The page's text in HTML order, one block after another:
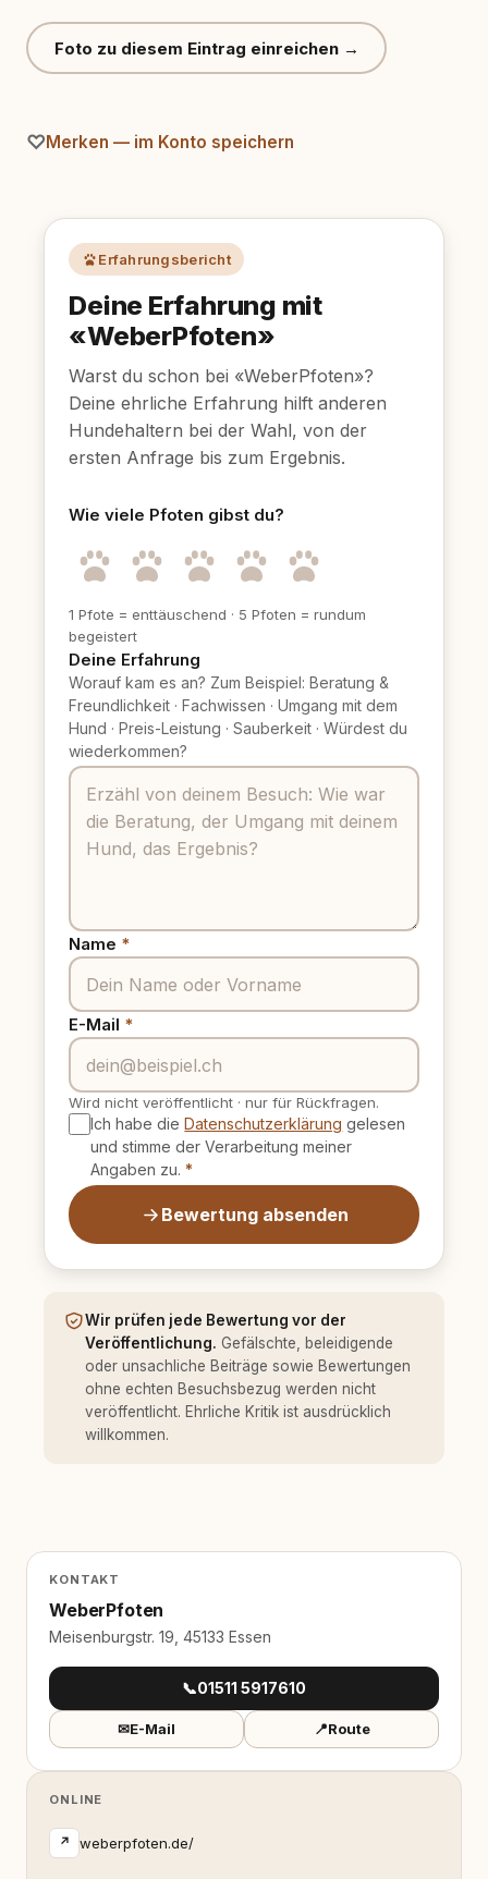
Foto zu diesem Eintrag einreichen →
Merken — im Konto speichern
Erfahrungsbericht
Deine Erfahrung mit
«WeberPfoten»
Warst du schon bei «WeberPfoten»?
Deine ehrliche Erfahrung hilft anderen
Hundehaltern bei der Wahl, von der
ersten Anfrage bis zum Ergebnis.
Wie viele Pfoten gibst du?
1 Pfote = enttäuschend · 5 Pfoten = rundum
begeistert
Deine Erfahrung
Worauf kam es an? Zum Beispiel: Beratung &
Freundlichkeit · Fachwissen · Umgang mit dem
Hund · Preis-Leistung · Sauberkeit · Würdest du
wiederkommen?
Name *
E-Mail *
Wird nicht veröffentlicht · nur für Rückfragen.
Ich habe dieDatenschutzerklärung gelesen
und stimme der Verarbeitung meiner
Angaben zu. *
Bewertung absenden
Wir prüfen jede Bewertung vor der
Veröffentlichung. Gefälschte, beleidigende
oder unsachliche Beiträge sowie Bewertungen
ohne echten Besuchsbezug werden nicht
veröffentlicht. Ehrliche Kritik ist ausdrücklich
willkommen.
KONTAKT
WeberPfoten
Meisenburgstr. 19, 45133 Essen
📞01511 5917610
✉E-Mail 📍Route
ONLINE
↗ weberpfoten.de/